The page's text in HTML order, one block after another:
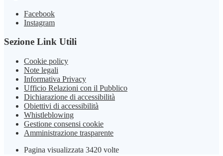
Facebook
Instagram
Sezione Link Utili
Cookie policy
Note legali
Informativa Privacy
Ufficio Relazioni con il Pubblico
Dichiarazione di accessibilità
Obiettivi di accessibilità
Whistleblowing
Gestione consensi cookie
Amministrazione trasparente
Pagina visualizzata 3420 volte